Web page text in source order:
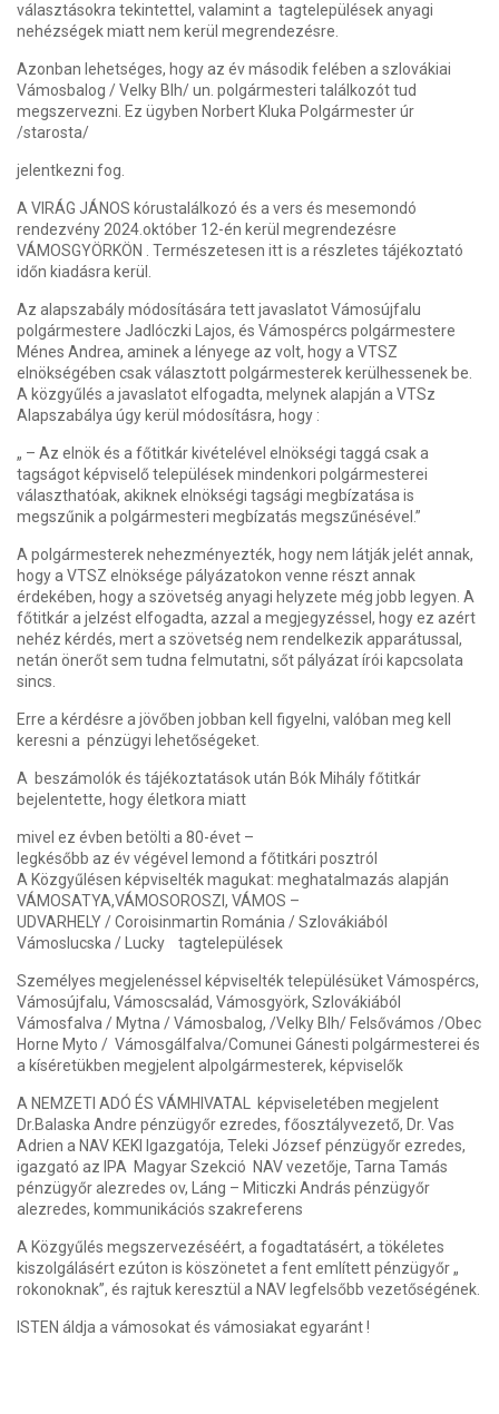
választásokra tekintettel, valamint a tagtelepülések anyagi
nehézségek miatt nem kerül megrendezésre.
Azonban lehetséges, hogy az év második felében a szlovákiai
Vámosbalog / Velky Blh/ un. polgármesteri találkozót tud
megszervezni. Ez ügyben Norbert Kluka Polgármester úr
/starosta/
jelentkezni fog.
A VIRÁG JÁNOS kórustalálkozó és a vers és mesemondó
rendezvény 2024.október 12-én kerül megrendezésre
VÁMOSGYÖRKÖN . Természetesen itt is a részletes tájékoztató
időn kiadásra kerül.
Az alapszabály módosítására tett javaslatot Vámosújfalu
polgármestere Jadlóczki Lajos, és Vámospércs polgármestere
Ménes Andrea, aminek a lényege az volt, hogy a VTSZ
elnökségében csak választott polgármesterek kerülhessenek be.
A közgyűlés a javaslatot elfogadta, melynek alapján a VTSz
Alapszabálya úgy kerül módosításra, hogy :
„ – Az elnök és a főtitkár kivételével elnökségi taggá csak a
tagságot képviselő települések mindenkori polgármesterei
választhatóak, akiknek elnökségi tagsági megbízatása is
megszűnik a polgármesteri megbízatás megszűnésével.”
A polgármesterek nehezményezték, hogy nem látják jelét annak,
hogy a VTSZ elnöksége pályázatokon venne részt annak
érdekében, hogy a szövetség anyagi helyzete még jobb legyen. A
főtitkár a jelzést elfogadta, azzal a megjegyzéssel, hogy ez azért
nehéz kérdés, mert a szövetség nem rendelkezik apparátussal,
netán önerőt sem tudna felmutatni, sőt pályázat írói kapcsolata
sincs.
Erre a kérdésre a jövőben jobban kell figyelni, valóban meg kell
keresni a pénzügyi lehetőségeket.
A beszámolók és tájékoztatások után Bók Mihály főtitkár
bejelentette, hogy életkora miatt
mivel ez évben betölti a 80-évet –
legkésőbb az év végével lemond a főtitkári posztról
A Közgyűlésen képviselték magukat: meghatalmazás alapján
VÁMOSATYA,VÁMOSOROSZI, VÁMOS –
UDVARHELY / Coroisinmartin Románia / Szlovákiából
Vámoslucska / Lucky tagtelepülések
Személyes megjelenéssel képviselték településüket Vámospércs,
Vámosújfalu, Vámoscsalád, Vámosgyörk, Szlovákiából
Vámosfalva / Mytna / Vámosbalog, /Velky Blh/ Felsővámos /Obec
Horne Myto / Vámosgálfalva/Comunei Gánesti polgármesterei és
a kíséretükben megjelent alpolgármesterek, képviselők
A NEMZETI ADÓ ÉS VÁMHIVATAL képviseletében megjelent
Dr.Balaska Andre pénzügyőr ezredes, főosztályvezető, Dr. Vas
Adrien a NAV KEKI Igazgatója, Teleki József pénzügyőr ezredes,
igazgató az IPA Magyar Szekció NAV vezetője, Tarna Tamás
pénzügyőr alezredes ov, Láng – Miticzki András pénzügyőr
alezredes, kommunikációs szakreferens
A Közgyűlés megszervezéséért, a fogadtatásért, a tökéletes
kiszolgálásért ezúton is köszönetet a fent említett pénzügyőr „
rokonoknak”, és rajtuk keresztül a NAV legfelsőbb vezetőségének.
ISTEN áldja a vámosokat és vámosiakat egyaránt !